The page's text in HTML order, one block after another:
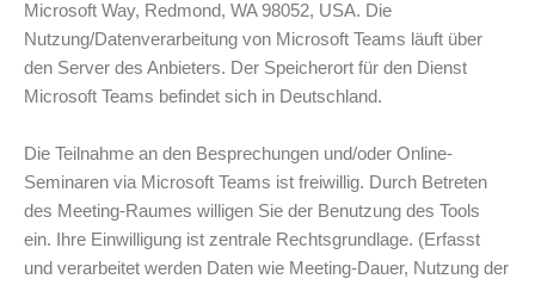
Microsoft Way, Redmond, WA 98052, USA. Die
Nutzung/Datenverarbeitung von Microsoft Teams läuft über
den Server des Anbieters. Der Speicherort für den Dienst
Microsoft Teams befindet sich in Deutschland.
Die Teilnahme an den Besprechungen und/oder Online-
Seminaren via Microsoft Teams ist freiwillig. Durch Betreten
des Meeting-Raumes willigen Sie der Benutzung des Tools
ein. Ihre Einwilligung ist zentrale Rechtsgrundlage. (Erfasst
und verarbeitet werden Daten wie Meeting-Dauer, Nutzung der